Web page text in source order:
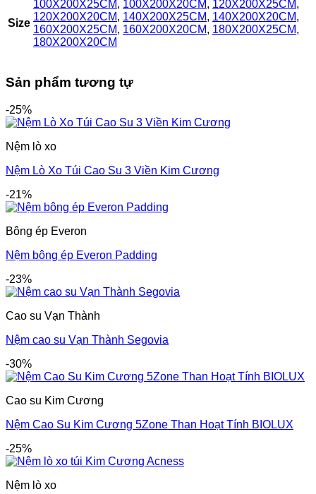
Size
100X200X25CM, 100X200X20CM, 120X200X25CM,
120X200X20CM, 140X200X25CM, 140X200X20CM,
160X200X25CM, 160X200X20CM, 180X200X25CM,
180X200X20CM
Sản phẩm tương tự
-25%
Nệm lò xo
Nệm Lò Xo Túi Cao Su 3 Viền Kim Cương
-21%
Bông ép Everon
Nệm bông ép Everon Padding
-23%
Cao su Vạn Thành
Nệm cao su Vạn Thành Segovia
-30%
Cao su Kim Cương
Nệm Cao Su Kim Cương 5Zone Than Hoạt Tính BIOLUX
-25%
Nệm lò xo